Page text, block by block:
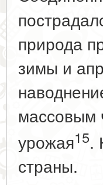
природа
зимы и
массовым
урожая15.
страны.